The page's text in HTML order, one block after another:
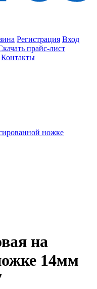
Регистрация Вход
прайс-лист
Контакты
ножке
на
14мм